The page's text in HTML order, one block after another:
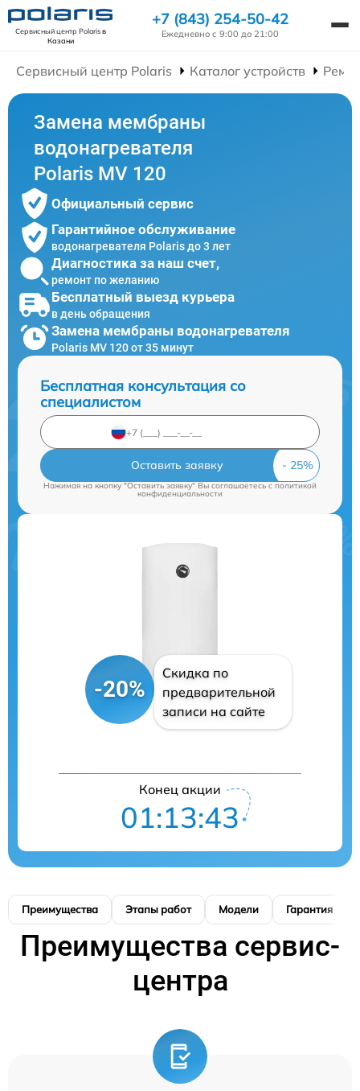
Сервисный центр Polarisв
Казани
+7 (843) 254-50-42
Ежедневно с 9:00 до 21:00
Сервисный центр Polaris Каталог устройств
Замена мембраны
водонагревателя
Polaris MV 120
Официальный сервис
Гарантийное обслуживание
водонагревателя Polaris до 3 лет
Диагностика за наш счет,
ремонт по желанию
Бесплатный выезд курьера
в день обращения
Замена мембраны водонагревателя
Polaris MV 120 от 35 минут
Бесплатная консультация со
специалистом
Оставить заявку
Нажимая на кнопку "Оставить заявку" Вы соглашаетесь cполитикой
конфиденциальности
-20%
Скидка по
предварительной
записи на сайте
Конец акции
01:13:42
Преимущества Этапы работ Модели Гарантия
Преимущества сервис-
центра